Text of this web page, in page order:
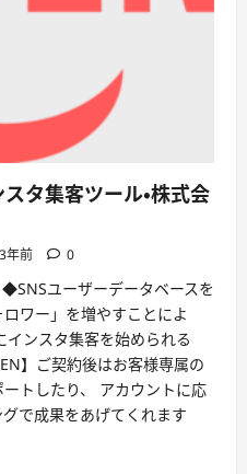
タ集客ツール・株式会
3年前 0
ユーザーデータベースを
ワー」を増やすことによ
インスタ集客を始められる
】ご契約後はお客様専属の
トしたり、 アカウントに応
で成果をあげてくれます